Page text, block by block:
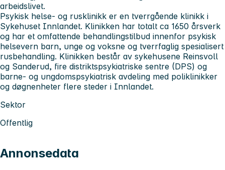
arbeidslivet.
Psykisk helse- og rusklinikk er en tverrgående klinikk i
Sykehuset Innlandet. Klinikken har totalt ca 1650 årsverk
og har et omfattende behandlingstilbud innenfor psykisk
helsevern barn, unge og voksne og tverrfaglig spesialisert
rusbehandling. Klinikken består av sykehusene Reinsvoll
og Sanderud, fire distriktspsykiatriske sentre (DPS) og
barne- og ungdomspsykiatrisk avdeling med poliklinikker
og døgnenheter flere steder i Innlandet.
Sektor
Offentlig
Annonsedata